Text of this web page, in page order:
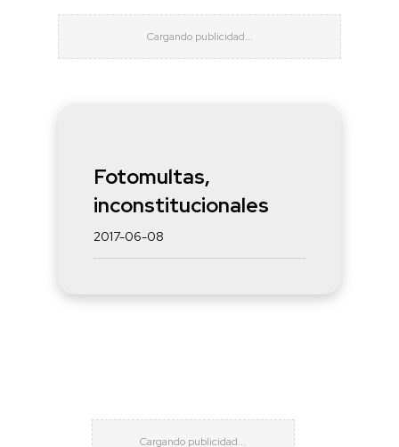
Fotomultas,
inconstitucionales
2017-06-08